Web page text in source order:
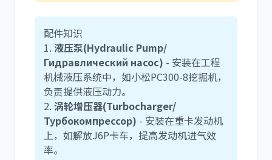
山猫 上柴
潍柴
配件知识
1. 液压泵(Hydraulic Pump/
Гидравлический насос) - 安装在工程
机械液压系统中，如小松PC300-8挖掘机，
负责提供液压动力。
2. 涡轮增压器(Turbocharger/
Турбокомпрессор) - 安装在重卡发动机
上，如解放J6P卡车，提高发动机进气效
率。